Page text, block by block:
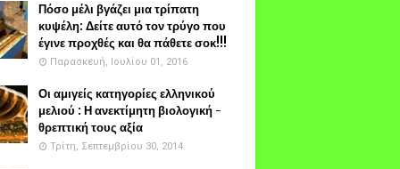
Πόσο μέλι βγάζει μια τρίπατη
κυψέλη: Δείτε αυτό τον τρύγο που
έγινε προχθές και θα πάθετε σοκ!!!
Παρασκευή, Ιουλίου 01, 2016
Οι αμιγείς κατηγορίες ελληνικού
μελιού : Η ανεκτίμητη βιολογική -
θρεπτική τους αξία
Τρίτη, Σεπτεμβρίου 30, 2014